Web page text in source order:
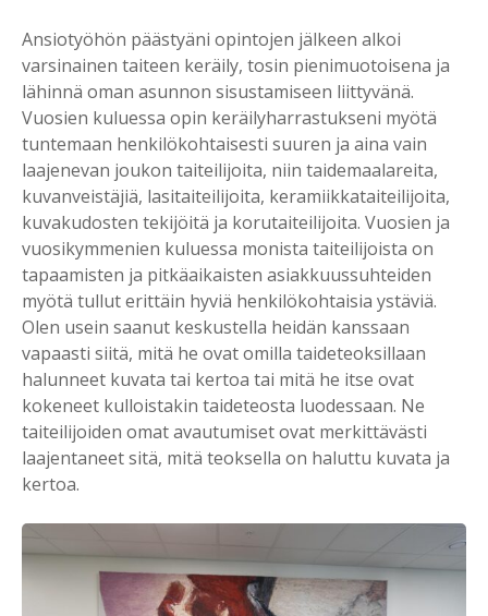
Ansiotyöhön päästyäni opintojen jälkeen alkoi
varsinainen taiteen keräily, tosin pienimuotoisena ja
lähinnä oman asunnon sisustamiseen liittyvänä.
Vuosien kuluessa opin keräilyharrastukseni myötä
tuntemaan henkilökohtaisesti suuren ja aina vain
laajenevan joukon taiteilijoita, niin taidemaalareita,
kuvanveistäjiä, lasitaiteilijoita, keramiikkataiteilijoita,
kuvakudosten tekijöitä ja korutaiteilijoita. Vuosien ja
vuosikymmenien kuluessa monista taiteilijoista on
tapaamisten ja pitkäaikaisten asiakkuussuhteiden
myötä tullut erittäin hyviä henkilökohtaisia ystäviä.
Olen usein saanut keskustella heidän kanssaan
vapaasti siitä, mitä he ovat omilla taideteoksillaan
halunneet kuvata tai kertoa tai mitä he itse ovat
kokeneet kulloistakin taideteosta luodessaan. Ne
taiteilijoiden omat avautumiset ovat merkittävästi
laajentaneet sitä, mitä teoksella on haluttu kuvata ja
kertoa.